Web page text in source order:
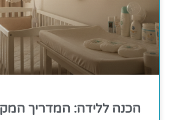
הכנה ללידה: המדריך